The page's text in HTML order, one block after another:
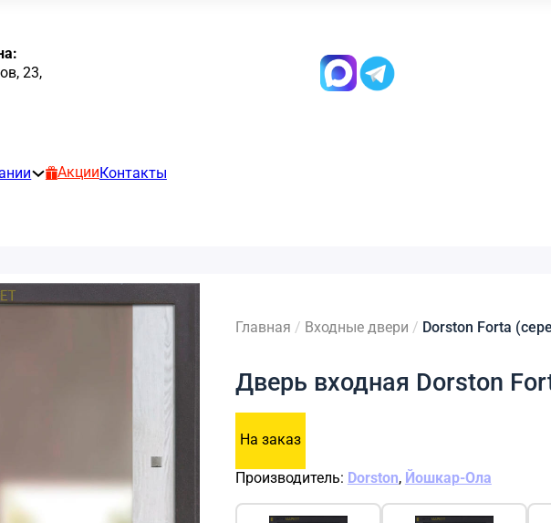
23,
Акции Контакты
Главная / Входные двери / Dorston Forta
Дверь входная Dorston
На заказ
Производитель: Dorston, Йошкар-Ола